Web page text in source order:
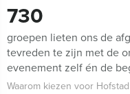
730
groepen lieten ons de
tevreden te zijn met de
evenement zelf én de
Waarom kiezen voor